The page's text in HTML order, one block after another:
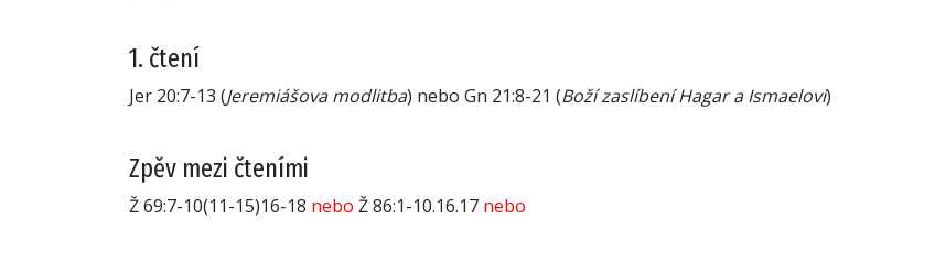
1. čtení
Jer 20:7-13 (Jeremiášova modlitba) nebo Gn 21:8-21 (Boží zaslíbení Hagar a Ismaelovi)
Zpěv mezi čteními
Ž 69:7-10(11-15)16-18 nebo Ž 86:1-10.16.17 nebo